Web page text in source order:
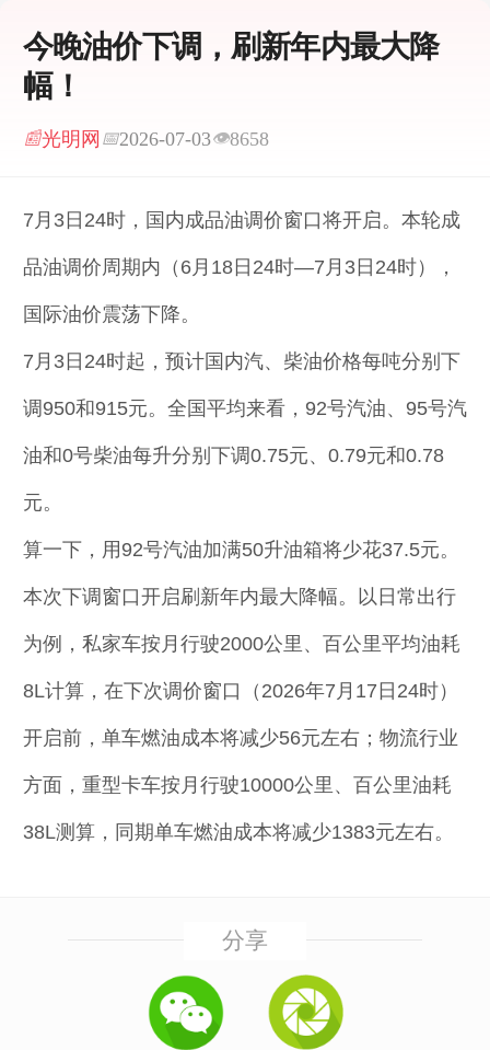
今晚油价下调，刷新年内最大降
幅！
📰光明网 📅2026-07-03👁8658
7月3日24时，国内成品油调价窗口将开启。本轮成
品油调价周期内（6月18日24时—7月3日24时），
国际油价震荡下降。
7月3日24时起，预计国内汽、柴油价格每吨分别下
调950和915元。全国平均来看，92号汽油、95号汽
油和0号柴油每升分别下调0.75元、0.79元和0.78
元。
算一下，用92号汽油加满50升油箱将少花37.5元。
本次下调窗口开启刷新年内最大降幅。以日常出行
为例，私家车按月行驶2000公里、百公里平均油耗
8L计算，在下次调价窗口（2026年7月17日24时）
开启前，单车燃油成本将减少56元左右；物流行业
方面，重型卡车按月行驶10000公里、百公里油耗
38L测算，同期单车燃油成本将减少1383元左右。
分享